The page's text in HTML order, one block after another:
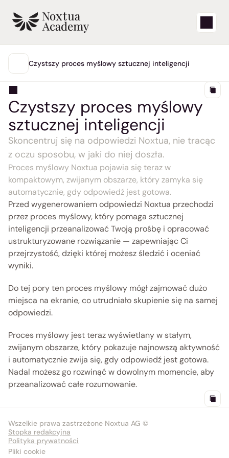
Start
GŁÓWNA
Artykuły pomocy technicznej
Aktualizacje produktów
Wsparcie
Zaloguj się
Czystszy proces myślowy sztucznej inteligencji
Czystszy proces myślowy
sztucznej inteligencji
Skoncentruj się na odpowiedzi Noxtua, nie tracąc
z oczu sposobu, w jaki do niej doszła.
Proces myślowy Noxtua pojawia się teraz w
kompaktowym, zwijanym obszarze, który zamyka się
automatycznie, gdy odpowiedź jest gotowa.
Przed wygenerowaniem odpowiedzi Noxtua przechodzi
przez proces myślowy, który pomaga sztucznej
inteligencji przeanalizować Twoją prośbę i opracować
ustrukturyzowane rozwiązanie — zapewniając Ci
przejrzystość, dzięki której możesz śledzić i oceniać
wyniki.
Do tej pory ten proces myślowy mógł zajmować dużo
miejsca na ekranie, co utrudniało skupienie się na samej
odpowiedzi.
Proces myślowy jest teraz wyświetlany w stałym,
zwijanym obszarze, który pokazuje najnowszą aktywność
i automatycznie zwija się, gdy odpowiedź jest gotowa.
Nadal możesz go rozwinąć w dowolnym momencie, aby
przeanalizować całe rozumowanie.
Wszelkie prawa zastrzeżone Noxtua AG ©
Stopka redakcyjna
Polityka prywatności
Pliki cookie